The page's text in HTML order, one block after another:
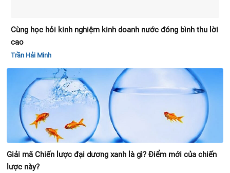
Cùng học hỏi kinh nghiệm kinh doanh nước đóng bình thu lời
cao
Trần Hải Minh